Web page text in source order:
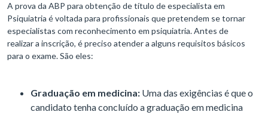
A prova da ABP para obtenção de título de especialista em
Psiquiatria é voltada para profissionais que pretendem se tornar
especialistas com reconhecimento em psiquiatria. Antes de
realizar a inscrição, é preciso atender a alguns requisitos básicos
para o exame. São eles:
Graduação em medicina: Uma das exigências é que o
candidato tenha concluído a graduação em medicina